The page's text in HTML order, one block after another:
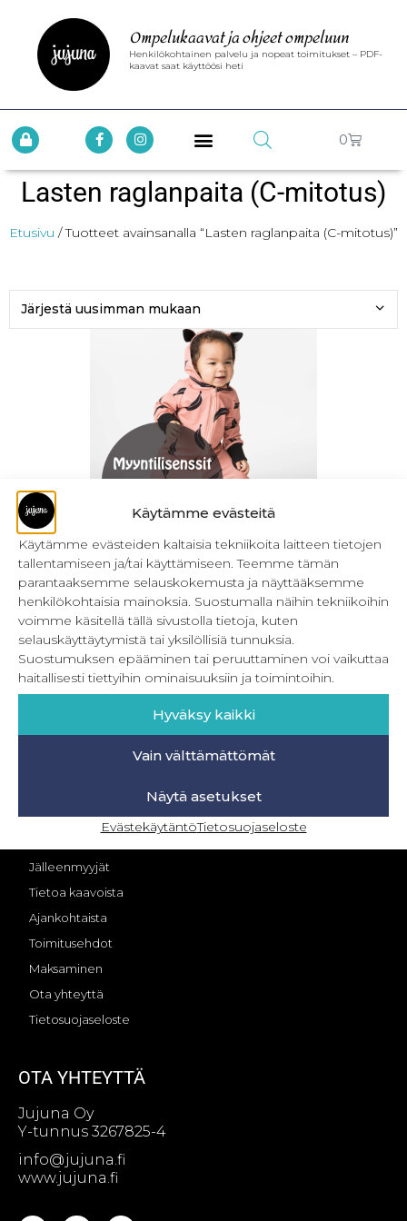
Käytämme evästeitä
Käytämme evästeiden kaltaisia tekniikoita laitteen tietojen
tallentamiseen ja/tai käyttämiseen. Teemme tämän
parantaaksemme selauskokemusta ja näyttääksemme
henkilökohtaisia mainoksia. Suostumalla näihin tekniikoihin
voimme käsitellä tällä sivustolla tietoja, kuten
selauskäyttäytymistä tai yksilöllisiä tunnuksia.
Suostumuksen epääminen tai peruuttaminen voi vaikuttaa
haitallisesti tiettyihin ominaisuuksiin ja toimintoihin.
Hyväksy kaikki
Vain välttämättömät
Näytä asetukset
EvästekäytäntöTietosuojaseloste
Ompelukaavat ja ohjeet ompeluun
Henkilökohtainen palvelu ja nopeat toimitukset – PDF-
kaavat saat käyttöösi heti
0
Lasten raglanpaita (C-mitotus)
Etusivu / Tuotteet avainsanalla “Lasten raglanpaita (C-mitotus)”
Myyntilisenssit – Lasten ompelukaavat
39,90€ – 59,90€ Sis. ALV
Valitse vaihtoehdoista
OMA TILI – KIRJAUTUMINEN
Jälleenmyyjät
Tietoa kaavoista
Ajankohtaista
Toimitusehdot
Maksaminen
Ota yhteyttä
Tietosuojaseloste
OTA YHTEYTTÄ
Jujuna Oy
Y-tunnus 3267825-4
info@jujuna.fi
www.jujuna.fi